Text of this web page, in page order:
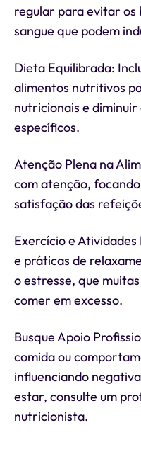
regular para evitar os
sangue que podem
Dieta Equilibrada:
alimentos nutritivos
nutricionais e
específicos.
Atenção Plena na
com atenção,
satisfação das
Exercício e
e práticas de
o estresse, que
comer em excesso.
Busque Apoio
comida ou
influenciando
estar, consulte um
nutricionista.